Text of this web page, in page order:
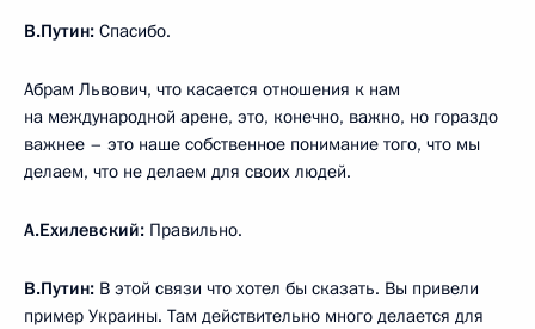
В.Путин: Спасибо.
Абрам Львович, что касается отношения к нам
на международной арене, это, конечно, важно, но гораздо
важнее – это наше собственное понимание того, что мы
делаем, что не делаем для своих людей.
А.Ехилевский: Правильно.
В.Путин: В этой связи что хотел бы сказать. Вы привели
пример Украины. Там действительно много делается для